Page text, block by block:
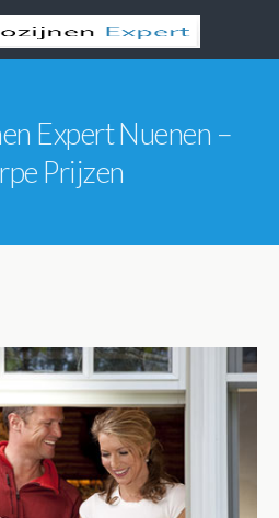
Expert Nuenen –
Prijzen